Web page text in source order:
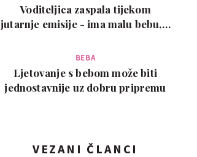
Voditeljica zaspala tijekom
jutarnje emisije - ima malu bebu, a
BEBA
Ljetovanje s bebom može biti
jednostavnije uz dobru pripremu
VEZANI ČLANCI